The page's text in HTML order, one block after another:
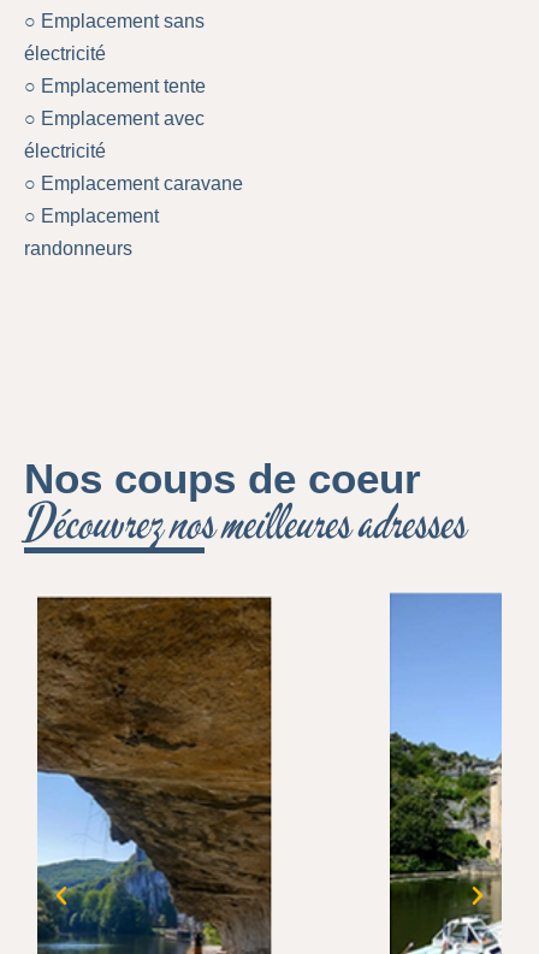
○ Emplacement sans
électricité
○ Emplacement tente
○ Emplacement avec
électricité
○ Emplacement caravane
○ Emplacement
randonneurs
Nos coups de coeur
Découvrez nos meilleures adresses